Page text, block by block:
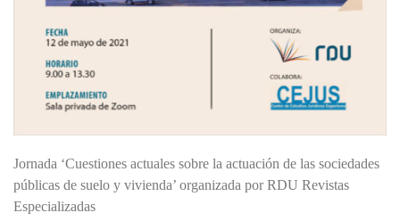
Jornada ‘Cuestiones actuales sobre la actuación de las sociedades
públicas de suelo y vivienda’ organizada por RDU Revistas
Especializadas